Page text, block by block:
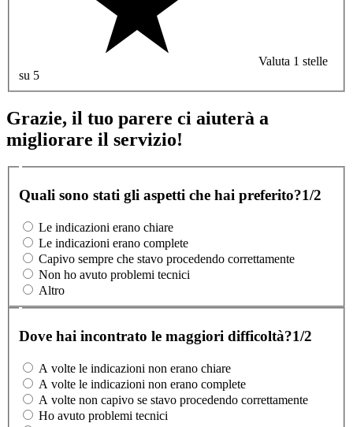
Valuta 1 stelle
su 5
Grazie, il tuo parere ci aiuterà a
migliorare il servizio!
Quali sono stati gli aspetti che hai preferito?1/2
Le indicazioni erano chiare
Le indicazioni erano complete
Capivo sempre che stavo procedendo correttamente
Non ho avuto problemi tecnici
Altro
Dove hai incontrato le maggiori difficoltà?1/2
A volte le indicazioni non erano chiare
A volte le indicazioni non erano complete
A volte non capivo se stavo procedendo correttamente
Ho avuto problemi tecnici